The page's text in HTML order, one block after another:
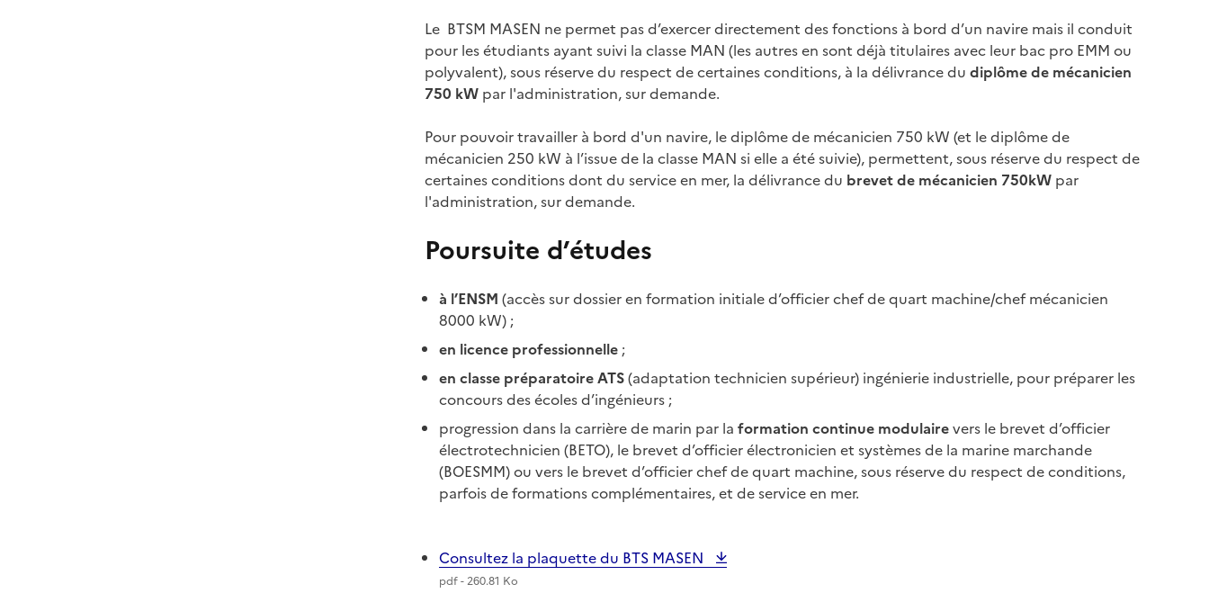
Le BTSM MASEN ne permet pas d’exercer directement des fonctions à bord d’un navire mais il conduit
pour les étudiants ayant suivi la classe MAN (les autres en sont déjà titulaires avec leur bac pro EMM ou
polyvalent), sous réserve du respect de certaines conditions, à la délivrance du diplôme de mécanicien
750 kW par l'administration, sur demande.
Pour pouvoir travailler à bord d'un navire, le diplôme de mécanicien 750 kW (et le diplôme de
mécanicien 250 kW à l’issue de la classe MAN si elle a été suivie), permettent, sous réserve du respect de
certaines conditions dont du service en mer, la délivrance du brevet de mécanicien 750kW par
l'administration, sur demande.
Poursuite d’études
à l’ENSM (accès sur dossier en formation initiale d’officier chef de quart machine/chef mécanicien
8000 kW) ;
en licence professionnelle ;
en classe préparatoire ATS(adaptation technicien supérieur) ingénierie industrielle, pour préparer les
concours des écoles d’ingénieurs ;
progression dans la carrière de marin par la formation continue modulairevers le brevet d’officier
électrotechnicien (BETO), le brevet d’officier électronicien et systèmes de la marine marchande
(BOESMM) ou vers le brevet d’officier chef de quart machine, sous réserve du respect de conditions,
parfois de formations complémentaires, et de service en mer.
Consultez la plaquette du BTS MASEN
pdf - 260.81 Ko